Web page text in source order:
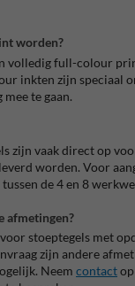
worden?
volledig full-colour
inkten zijn speciaal
te gaan.
zijn vaak direct op
worden. Voor
de 4 en 8
afmetingen?
stoeptegels met
zijn andere
Neem contact